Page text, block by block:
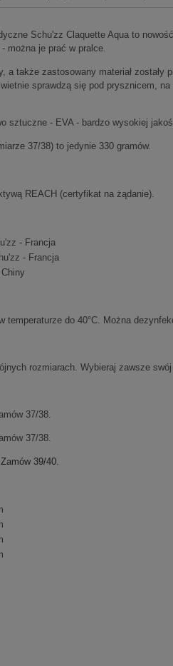
Cena nie zawiera
kosztów płatności
Schu'zz Claquette Aqua to
można je prać w pralce.
a także zastosowany materiał
sprawdzą się pod prysznicem,
sztuczne - EVA - bardzo wysokiej
37/38) to jedynie 330 gramów.
REACH (certyfikat na żądanie).
- Francja
- Francja
temperaturze do 40°C. Można
rozmiarach. Wybieraj zawsze
37/38.
37/38.
39/40.